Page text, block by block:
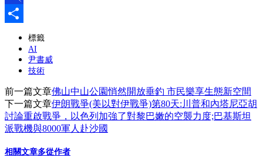
Pinboard
標籤
AI
尹書威
技術
前一篇文章佛山中山公園悄然開放垂釣 市民樂享生態新空間
下一篇文章伊朗戰爭(美以對伊戰爭)第80天:川普和內塔尼亞胡
討論重啟戰爭，以色列加強了對黎巴嫩的空襲力度;巴基斯坦
派戰機與8000軍人赴沙國
相關文章多從作者